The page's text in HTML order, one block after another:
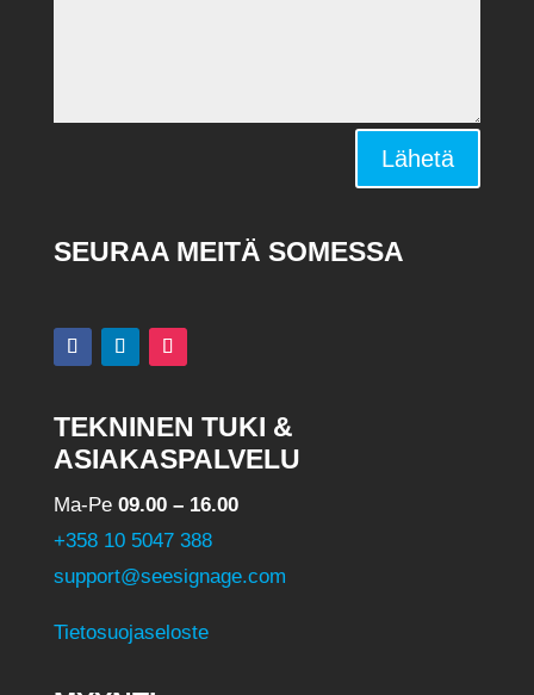
Lähetä
SEURAA MEITÄ SOMESSA
TEKNINEN TUKI &
ASIAKASPALVELU
Ma-Pe 09.00 – 16.00
+358 10 5047 388
support@seesignage.com
Tietosuojaseloste